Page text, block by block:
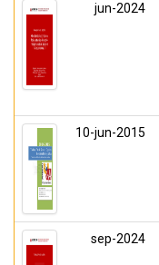
jun-2024
10-jun-2015
sep-2024